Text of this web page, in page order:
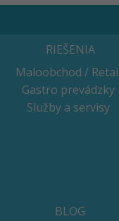
RIEŠENIA
Maloobchod /
Gastro prevádzky
Služby a servisy
BLOG